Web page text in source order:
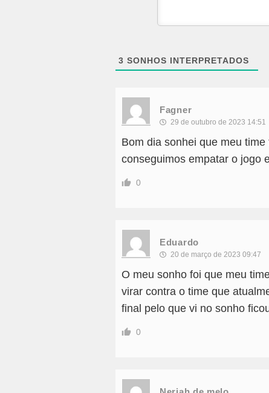
3 SONHOS INTERPRETADOS
Fagner
29 de outubro de 2023 14:51
Bom dia sonhei que meu
conseguimos empatar o jogo
0
Eduardo
20 de março de 2023 09:47
O meu sonho foi que meu
virar contra o time que
final pelo que vi no sonho
0